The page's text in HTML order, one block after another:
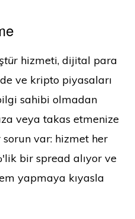
hizmeti, dijital para
ve kripto piyasaları
sahibi olmadan
veya takas etmenize
sorun var: hizmet her
bir spread alıyor ve
yapmaya kıyasla